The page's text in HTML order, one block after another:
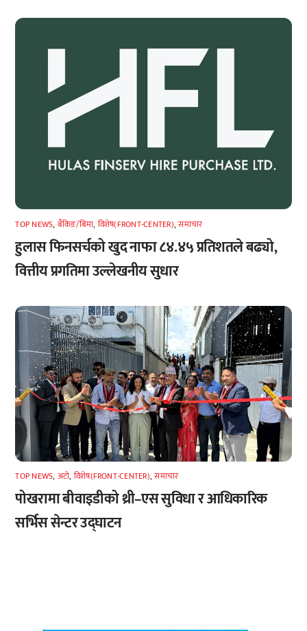
TOP NEWS, बैंकिङ/बिमा, विशेष(FRONT-CENTER),समाचार
हुलास फिनसर्चको खुद नाफा ८४.४५ प्रतिशतले बढ्यो,
वित्तीय प्रगतिमा उल्लेखनीय सुधार
TOP NEWS, अटाे, विशेष(FRONT-CENTER),समाचार
पोखरामा बीवाइडीको थ्री–एस सुविधा र आधिकारिक
सर्भिस सेन्टर उद्घाटन